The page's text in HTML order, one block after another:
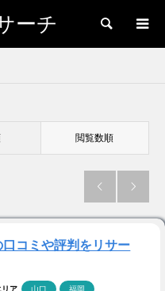
ーチ 検索
閲覧数順
 
コミや評判をリサー
リア 山口 福岡